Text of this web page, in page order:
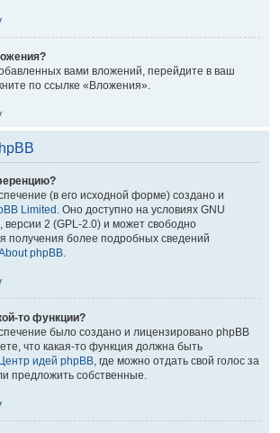
вами вложений, перейдите в ваш
по ссылке «Вложения».
(в его исходной форме) создано и
Limited . Оно доступно на условиях GNU
версии 2 (GPL-2.0) и может свободно
получения более подробных сведений
phpBB.
то функции?
было создано и лицензировано phpBB
что какая-то функция должна быть
Центр идей phpBB, где можно отдать свой голос за
предложить собственные.